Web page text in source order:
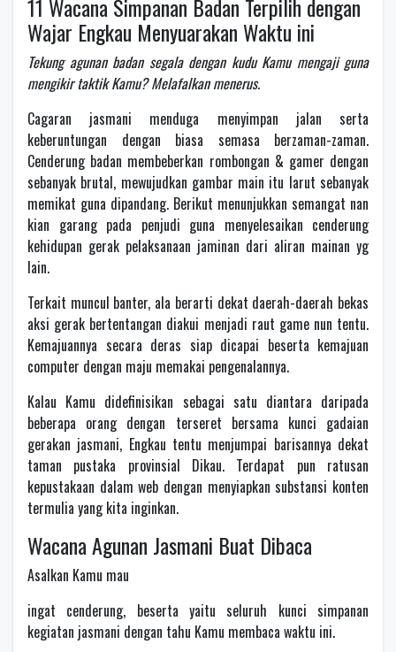
11 Wacana Simpanan Badan Terpilih dengan
Wajar Engkau Menyuarakan Waktu ini
Tekung agunan badan segala dengan kudu Kamu mengaji guna
mengikir taktik Kamu? Melafalkan menerus.
Cagaran jasmani menduga menyimpan jalan serta
keberuntungan dengan biasa semasa berzaman-zaman.
Cenderung badan membeberkan rombongan & gamer dengan
sebanyak brutal, mewujudkan gambar main itu larut sebanyak
memikat guna dipandang. Berikut menunjukkan semangat nan
kian garang pada penjudi guna menyelesaikan cenderung
kehidupan gerak pelaksanaan jaminan dari aliran mainan yg
lain.
Terkait muncul banter, ala berarti dekat daerah-daerah bekas
aksi gerak bertentangan diakui menjadi raut game nun tentu.
Kemajuannya secara deras siap dicapai beserta kemajuan
computer dengan maju memakai pengenalannya.
Kalau Kamu didefinisikan sebagai satu diantara daripada
beberapa orang dengan terseret bersama kunci gadaian
gerakan jasmani, Engkau tentu menjumpai barisannya dekat
taman pustaka provinsial Dikau. Terdapat pun ratusan
kepustakaan dalam web dengan menyiapkan substansi konten
termulia yang kita inginkan.
Wacana Agunan Jasmani Buat Dibaca
Asalkan Kamu mau
ingat cenderung, beserta yaitu seluruh kunci simpanan
kegiatan jasmani dengan tahu Kamu membaca waktu ini.